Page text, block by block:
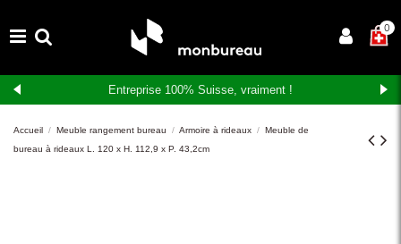
×0
Entreprise 100% Suisse, vraiment !
Accueil Meuble rangement bureau Armoire à rideaux
Meuble de
bureau à rideaux L. 120 x H. 112,9 x P. 43,2cm